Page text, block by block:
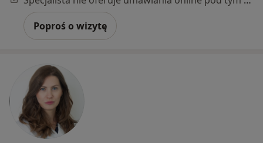
Poproś o wizytę